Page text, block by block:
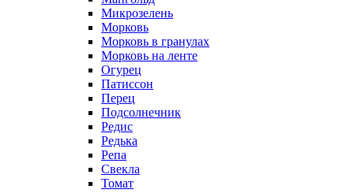
Микрозелень
Морковь
Морковь в гранулах
Морковь на ленте
Огурец
Патиссон
Перец
Подсолнечник
Редис
Редька
Репа
Свекла
Томат